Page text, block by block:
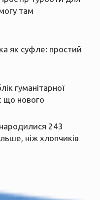
там
як суфле: простий
гуманітарної
що нового
243
ніж хлопчиків